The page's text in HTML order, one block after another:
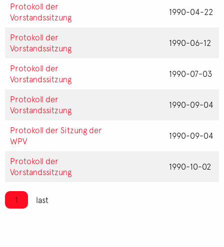
Protokoll der
Vorstandssitzung
1990-04-22
Protokoll der
Vorstandssitzung
1990-06-12
Protokoll der
Vorstandssitzung
1990-07-03
Protokoll der
Vorstandssitzung
1990-09-04
Protokoll der Sitzung der
WPV
1990-09-04
Protokoll der
Vorstandssitzung
1990-10-02
Seitennummerierung
Aktuelle Seite
1 Letzte Seite
last